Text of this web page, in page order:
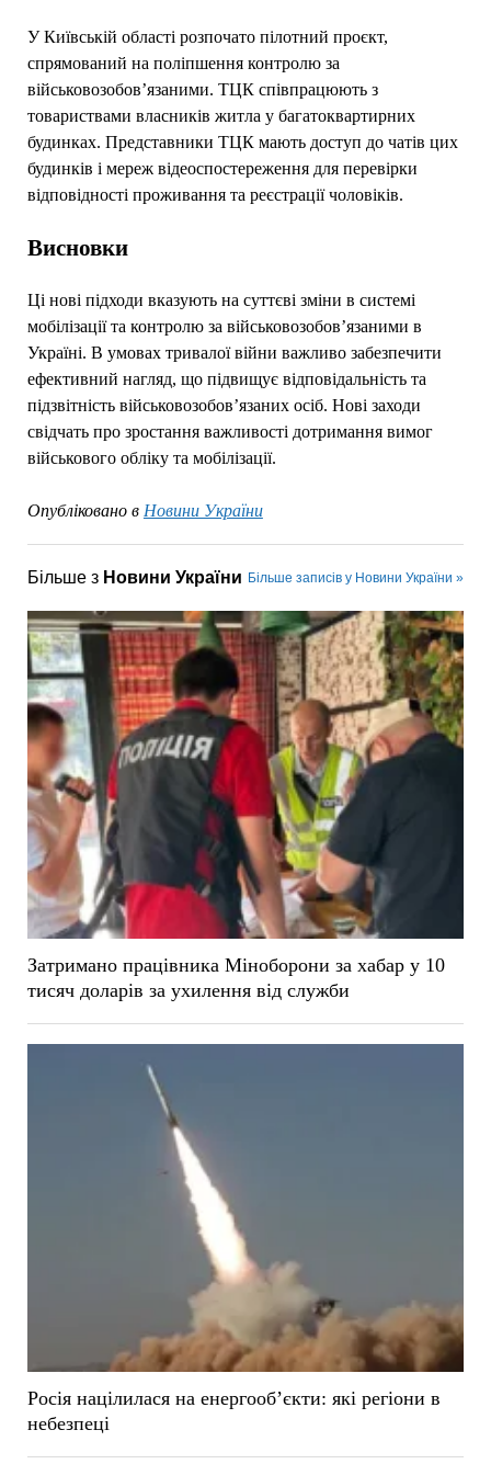
У Київській області розпочато пілотний проєкт,
спрямований на поліпшення контролю за
військовозобов’язаними. ТЦК співпрацюють з
товариствами власників житла у багатоквартирних
будинках. Представники ТЦК мають доступ до чатів цих
будинків і мереж відеоспостереження для перевірки
відповідності проживання та реєстрації чоловіків.
Висновки
Ці нові підходи вказують на суттєві зміни в системі
мобілізації та контролю за військовозобов’язаними в
Україні. В умовах тривалої війни важливо забезпечити
ефективний нагляд, що підвищує відповідальність та
підзвітність військовозобов’язаних осіб. Нові заходи
свідчать про зростання важливості дотримання вимог
військового обліку та мобілізації.
Опубліковано в Новини України
Більше з Новини України Більше записів у Новини України »
Затримано працівника Міноборони за хабар у 10
тисяч доларів за ухилення від служби
Росія націлилася на енергооб’єкти: які регіони в
небезпеці